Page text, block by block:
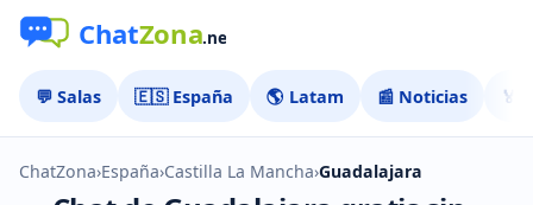
💬 Salas 🇪🇸 España 🌎 Latam 📰 Noticias 🏅
ChatZona›España›Castilla La Mancha›Guadalajara